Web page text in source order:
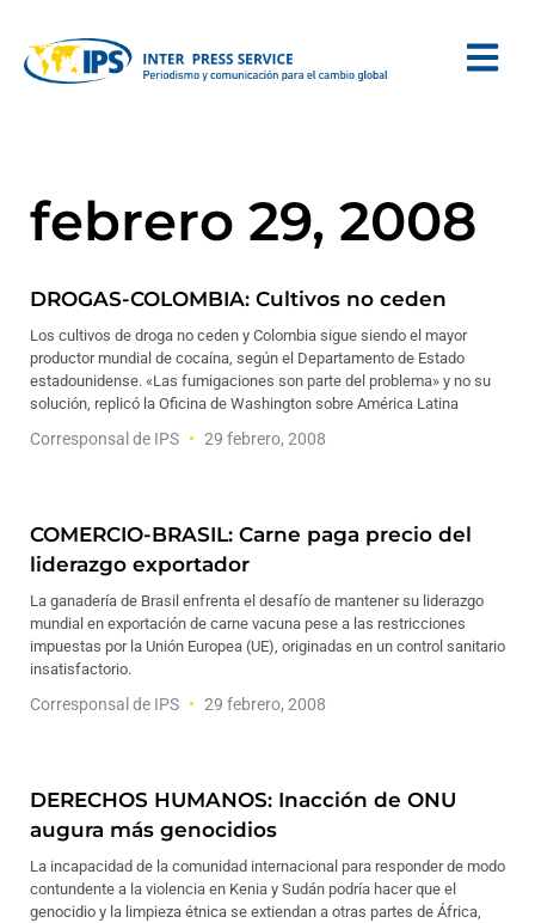
febrero 29, 2008
DROGAS-COLOMBIA: Cultivos no ceden
Los cultivos de droga no ceden y Colombia sigue siendo el mayor
productor mundial de cocaína, según el Departamento de Estado
estadounidense. «Las fumigaciones son parte del problema» y no su
solución, replicó la Oficina de Washington sobre América Latina
Corresponsal de IPS 29 febrero, 2008
COMERCIO-BRASIL: Carne paga precio del
liderazgo exportador
La ganadería de Brasil enfrenta el desafío de mantener su liderazgo
mundial en exportación de carne vacuna pese a las restricciones
impuestas por la Unión Europea (UE), originadas en un control sanitario
insatisfactorio.
Corresponsal de IPS 29 febrero, 2008
DERECHOS HUMANOS: Inacción de ONU
augura más genocidios
La incapacidad de la comunidad internacional para responder de modo
contundente a la violencia en Kenia y Sudán podría hacer que el
genocidio y la limpieza étnica se extiendan a otras partes de África,